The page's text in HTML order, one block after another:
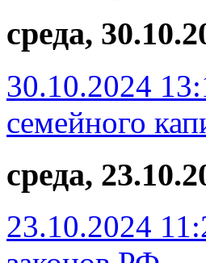
среда,
30.10.2024
семейного
среда,
23.10.2024